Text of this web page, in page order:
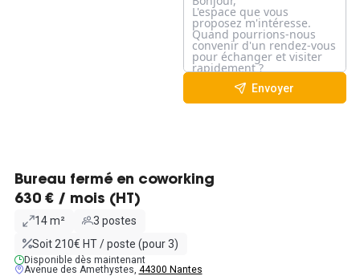
Envoyer
Bureau fermé en coworking
630 € / mois (HT)
14 m²
3 postes
Soit 210€ HT / poste (pour 3)
Disponible dès maintenant
Avenue des Amethystes, 44300 Nantes